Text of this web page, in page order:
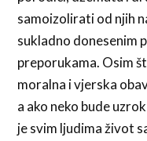
samoizolirati od njih
sukladno donesenim
preporukama. Osim
moralna i vjerska
a ako neko bude
je svim ljudima život